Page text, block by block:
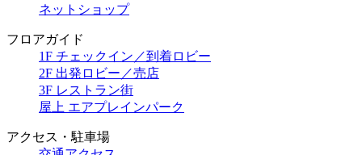
ネットショップ
フロアガイド
1F チェックイン／到着ロビー
2F 出発ロビー／売店
3F レストラン街
屋上 エアプレインパーク
アクセス・駐車場